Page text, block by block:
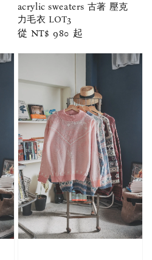
acrylic sweaters 古著 壓克
力毛衣 LOT3
Regular
從 NT$ 980 起